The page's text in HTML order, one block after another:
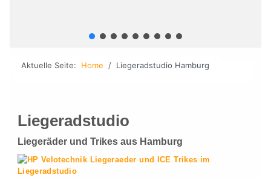
Aktuelle Seite: Home Liegeradstudio Hamburg
Liegeradstudio
Liegeräder und Trikes aus Hamburg